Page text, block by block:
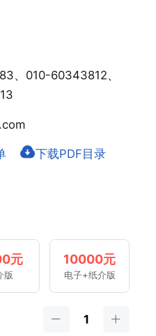
、010-60343812、
下载PDF目录
元
版
10000元
电子+纸介版